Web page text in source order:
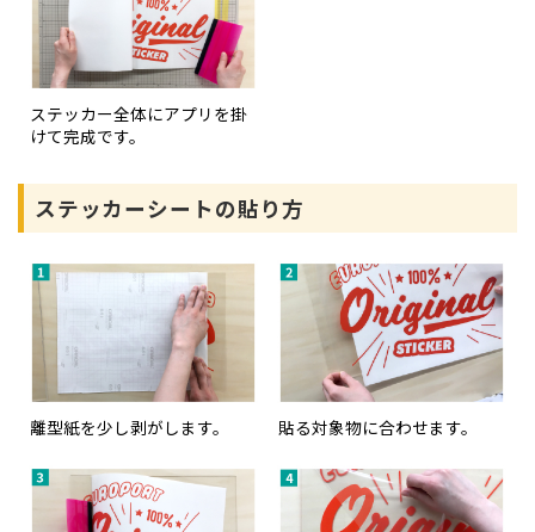
ステッカー全体にアプリを掛
けて完成です。
ステッカーシートの貼り方
離型紙を少し剥がします。 貼る対象物に合わせます。